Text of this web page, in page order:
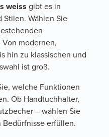
weiss gibt es in
Wählen Sie
modernen,
hin zu klassischen und
ist groß.
welche Funktionen
Ob Handtuchhalter,
– wählen Sie
erfüllen.